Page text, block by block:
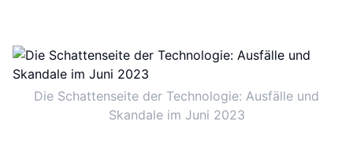
Die Schattenseite der Technologie: Ausfälle und
Skandale im Juni 2023